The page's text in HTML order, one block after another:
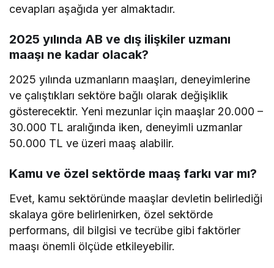
cevapları aşağıda yer almaktadır.
2025 yılında AB ve dış ilişkiler uzmanı
maaşı ne kadar olacak?
2025 yılında uzmanların maaşları, deneyimlerine
ve çalıştıkları sektöre bağlı olarak değişiklik
gösterecektir. Yeni mezunlar için maaşlar 20.000 –
30.000 TL aralığında iken, deneyimli uzmanlar
50.000 TL ve üzeri maaş alabilir.
Kamu ve özel sektörde maaş farkı var mı?
Evet, kamu sektöründe maaşlar devletin belirlediği
skalaya göre belirlenirken, özel sektörde
performans, dil bilgisi ve tecrübe gibi faktörler
maaşı önemli ölçüde etkileyebilir.